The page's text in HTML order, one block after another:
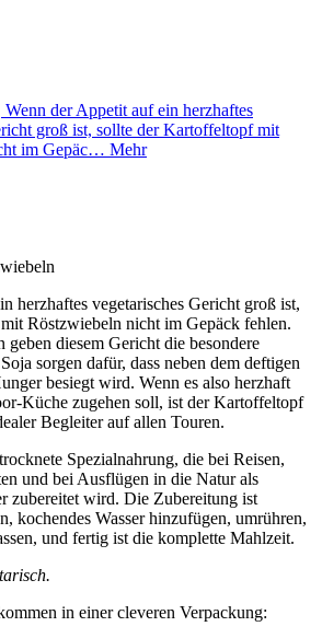
Wenn der Appetit auf ein herzhaftes
groß ist, sollte der Kartoffeltopf mit
im Gepäc… Mehr
herzhaftes vegetarisches Gericht groß ist,
Röstzwiebeln nicht im Gepäck fehlen.
diesem Gericht die besondere
sorgen dafür, dass neben dem deftigen
besiegt wird. Wenn es also herzhaft
Küche zugehen soll, ist der Kartoffeltopf
Begleiter auf allen Touren.
Spezialnahrung, die bei Reisen,
und bei Ausflügen in die Natur als
zubereitet wird. Die Zubereitung ist
kochendes Wasser hinzufügen, umrühren,
und fertig ist die komplette Mahlzeit.
in einer cleveren Verpackung: